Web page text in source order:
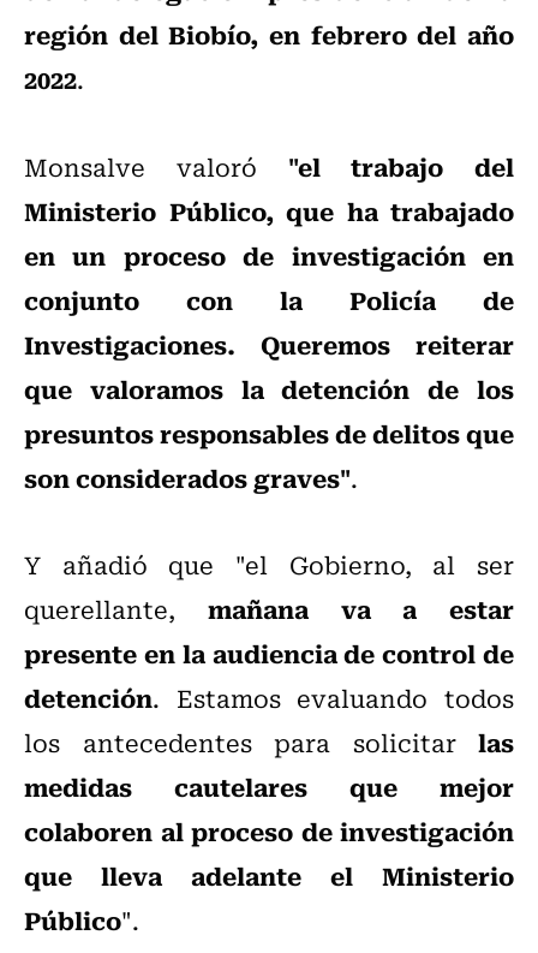
región del Biobío, en febrero del año
2022.
Monsalve valoró "el trabajo del
Ministerio Público, que ha trabajado
en un proceso de investigación en
conjunto con la Policía de
Investigaciones. Queremos reiterar
que valoramos la detención de los
presuntos responsables de delitos que
son considerados graves".
Y añadió que "el Gobierno, al ser
querellante, mañana va a estar
presente en la audiencia de control de
detención. Estamos evaluando todos
los antecedentes para solicitar las
medidas cautelares que mejor
colaboren al proceso de investigación
que lleva adelante el Ministerio
Público".